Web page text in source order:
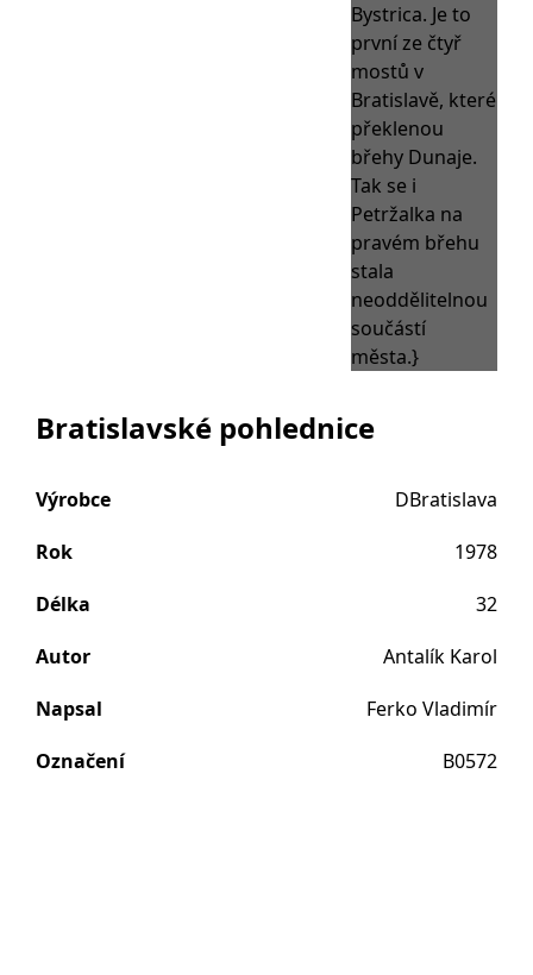
Bratislavské pohlednice
Výrobce
DBratislava
Rok
1978
Délka
32
Autor
Antalík Karol
Napsal
Ferko Vladimír
Označení
B0572